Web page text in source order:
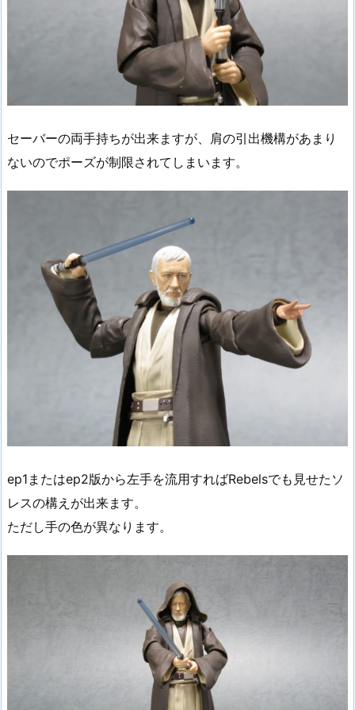
セーバーの両手持ちが出来ますが、肩の引出機構があまり
ないのでポーズが制限されてしまいます。
ep1またはep2版から左手を流用すればRebelsでも見せたソ
レスの構えが出来ます。
ただし手の色が異なります。